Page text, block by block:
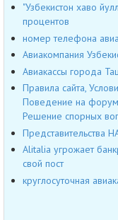
"Узбекистон хаво
процентов
номер телефона
Авиакомпания
Авиакассы города
Правила сайта,
Поведение на
Решение спорных
Представительства
Alitalia угрожает
свой пост
круглосуточная